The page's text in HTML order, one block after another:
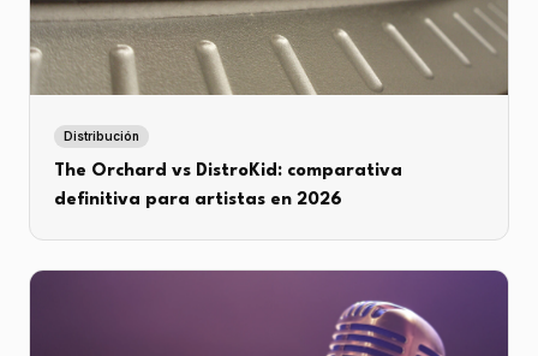
Distribución
The Orchard vs DistroKid: comparativa
definitiva para artistas en 2026